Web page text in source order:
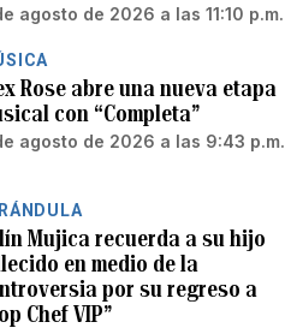
agosto de 2026 a las 11:10 p.m.
Rose abre una nueva etapa
con “Completa”
agosto de 2026 a las 9:43 p.m.
Mujica recuerda a su hijo
en medio de la
por su regreso a
Chef VIP”